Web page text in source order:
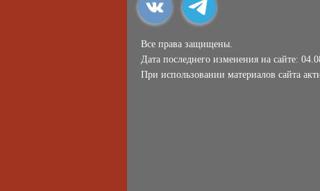
Все права защищены.
Дата последнего изменения на сайте:
При использовании материалов сайта